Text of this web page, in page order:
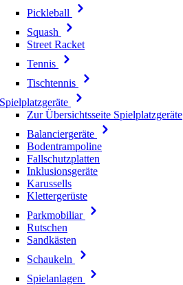
Pickleball
Squash
Street Racket
Tennis
Tischtennis
Spielplatzgeräte
Zur Übersichtsseite Spielplatzgeräte
Balanciergeräte
Bodentrampoline
Fallschutzplatten
Inklusionsgeräte
Karussells
Klettergerüste
Parkmobiliar
Rutschen
Sandkästen
Schaukeln
Spielanlagen